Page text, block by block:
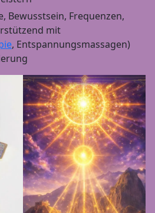
Bewusstsein, Frequenzen,
mit
, Entspannungsmassagen)